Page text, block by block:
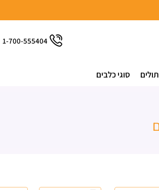
1-700-555404
סוגי כלבים